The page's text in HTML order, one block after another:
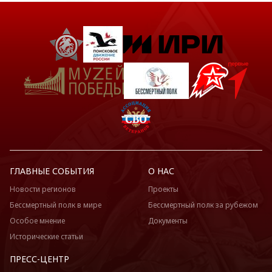
ГЛАВНЫЕ СОБЫТИЯ
Новости регионов
Бессмертный полк в мире
Особое мнение
Исторические статьи
О НАС
Проекты
Бессмертный полк за рубежом
Документы
ПРЕСС-ЦЕНТР